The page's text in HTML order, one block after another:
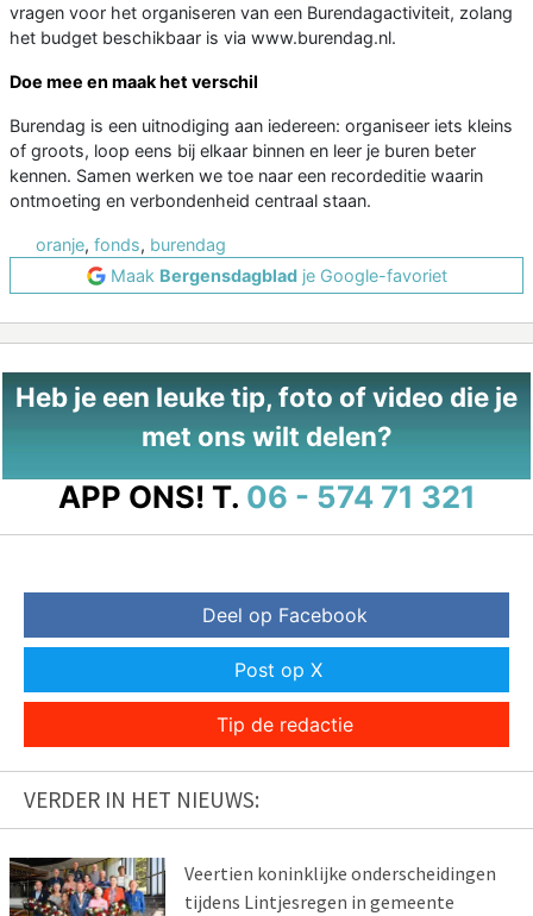
vragen voor het organiseren van een Burendagactiviteit, zolang
het budget beschikbaar is via www.burendag.nl.
Doe mee en maak het verschil
Burendag is een uitnodiging aan iedereen: organiseer iets kleins
of groots, loop eens bij elkaar binnen en leer je buren beter
kennen. Samen werken we toe naar een recordeditie waarin
ontmoeting en verbondenheid centraal staan.
oranje, fonds, burendag
Maak Bergensdagbladje Google-favoriet
Heb je een leuke tip, foto of video die je
met ons wilt delen?
APP ONS! T. 06 - 574 71 321
Deel op Facebook
Post op X
Tip de redactie
VERDER IN HET NIEUWS:
Veertien koninklijke onderscheidingen
tijdens Lintjesregen in gemeente